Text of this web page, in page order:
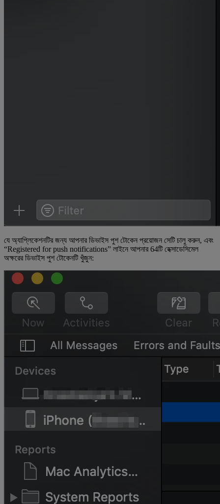
যে অ্যাপ্লিকেশনটির জন্য আপনার ডিভাইস পুশ টোকেন প্রয়োজন সেটি চালু করুন, এবং
“Registered for push notifications” লাইনে আপনার 64টি হেক্সাডেসিমেল
অক্ষরের ডিভাইস পুশ টোকেনটি খুঁজুন: